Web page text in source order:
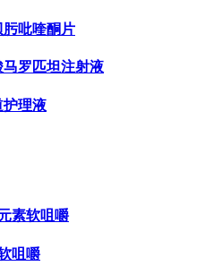
吡喹酮片
罗匹坦注射液
理液
素软咀嚼
咀嚼